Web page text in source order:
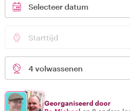
Selecteer datum
Starttijd
4 volwassenen
Georganiseerd door